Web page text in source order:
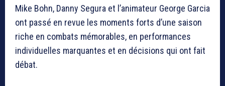
Mike Bohn, Danny Segura et l’animateur George Garcia
ont passé en revue les moments forts d’une saison
riche en combats mémorables, en performances
individuelles marquantes et en décisions qui ont fait
débat.